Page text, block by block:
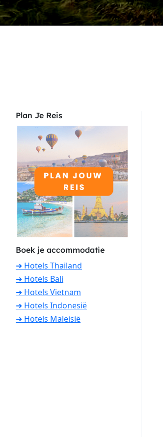
Plan Je Reis
Boek je accommodatie
➜ Hotels Thailand
➜ Hotels Bali
➜ Hotels Vietnam
➜ Hotels Indonesië
➜ Hotels Maleisië